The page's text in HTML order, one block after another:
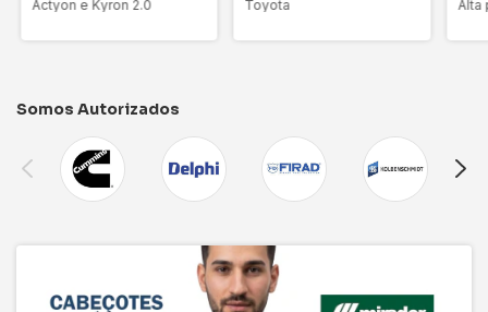
Actyon e Kyron 2.0
Toyota
Alta
Somos Autorizados